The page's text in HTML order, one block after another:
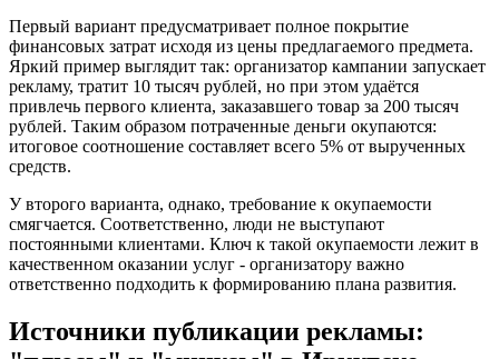
Первый вариант предусматривает полное покрытие
финансовых затрат исходя из цены предлагаемого предмета.
Яркий пример выглядит так: организатор кампании запускает
рекламу, тратит 10 тысяч рублей, но при этом удаётся
привлечь первого клиента, заказавшего товар за 200 тысяч
рублей. Таким образом потраченные деньги окупаются:
итоговое соотношение составляет всего 5% от вырученных
средств.
У второго варианта, однако, требование к окупаемости
смягчается. Соответственно, люди не выступают
постоянными клиентами. Ключ к такой окупаемости лежит в
качественном оказании услуг - организатору важно
ответственно подходить к формированию плана развития.
Источники публикации рекламы: